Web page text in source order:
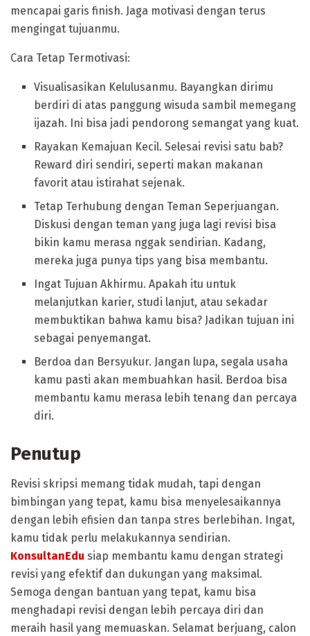
mencapai garis finish. Jaga motivasi dengan terus
mengingat tujuanmu.
Cara Tetap Termotivasi:
Visualisasikan Kelulusanmu. Bayangkan dirimu
berdiri di atas panggung wisuda sambil memegang
ijazah. Ini bisa jadi pendorong semangat yang kuat.
Rayakan Kemajuan Kecil. Selesai revisi satu bab?
Reward diri sendiri, seperti makan makanan
favorit atau istirahat sejenak.
Tetap Terhubung dengan Teman Seperjuangan.
Diskusi dengan teman yang juga lagi revisi bisa
bikin kamu merasa nggak sendirian. Kadang,
mereka juga punya tips yang bisa membantu.
Ingat Tujuan Akhirmu. Apakah itu untuk
melanjutkan karier, studi lanjut, atau sekadar
membuktikan bahwa kamu bisa? Jadikan tujuan ini
sebagai penyemangat.
Berdoa dan Bersyukur. Jangan lupa, segala usaha
kamu pasti akan membuahkan hasil. Berdoa bisa
membantu kamu merasa lebih tenang dan percaya
diri.
Penutup
Revisi skripsi memang tidak mudah, tapi dengan
bimbingan yang tepat, kamu bisa menyelesaikannya
dengan lebih efisien dan tanpa stres berlebihan. Ingat,
kamu tidak perlu melakukannya sendirian.
KonsultanEdu siap membantu kamu dengan strategi
revisi yang efektif dan dukungan yang maksimal.
Semoga dengan bantuan yang tepat, kamu bisa
menghadapi revisi dengan lebih percaya diri dan
meraih hasil yang memuaskan. Selamat berjuang, calon